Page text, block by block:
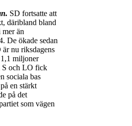
SD fortsatte att
däribland bland
än
De ökade sedan
nu riksdagens
miljoner
S och LO fick
sociala bas
en stärkt
på det
som vägen